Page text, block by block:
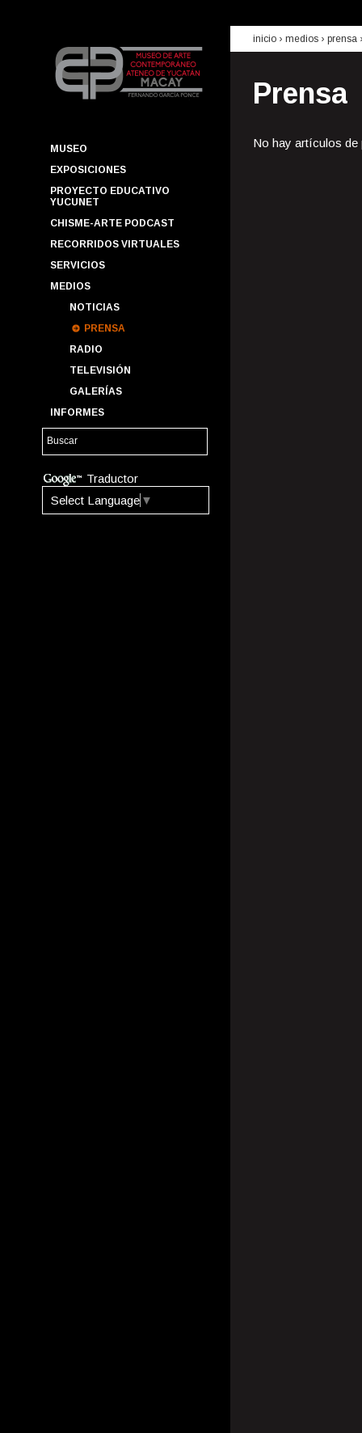
MUSEO
EXPOSICIONES
PROYECTO EDUCATIVO
YUCUNET
CHISME-ARTE PODCAST
RECORRIDOS VIRTUALES
SERVICIOS
MEDIOS
NOTICIAS
PRENSA
RADIO
TELEVISIÓN
GALERÍAS
INFORMES
Traductor
Select Language ▼
inicio › medios › prensa
Prensa
No hay artículos de